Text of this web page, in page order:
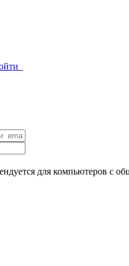
для компьютеров с